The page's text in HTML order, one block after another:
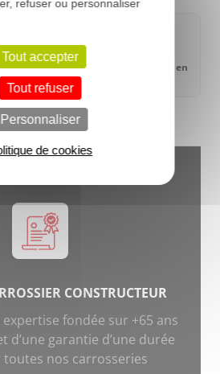
Être rappelé
gratuitement
Présentation en
CONSTRUCTEUR
expertise fondée sur +65 ans
d’une garantie d’une durée
toutes nos carrosseries
refuser ou personnaliser
Tout accepter
Tout refuser
Personnaliser
de cookies